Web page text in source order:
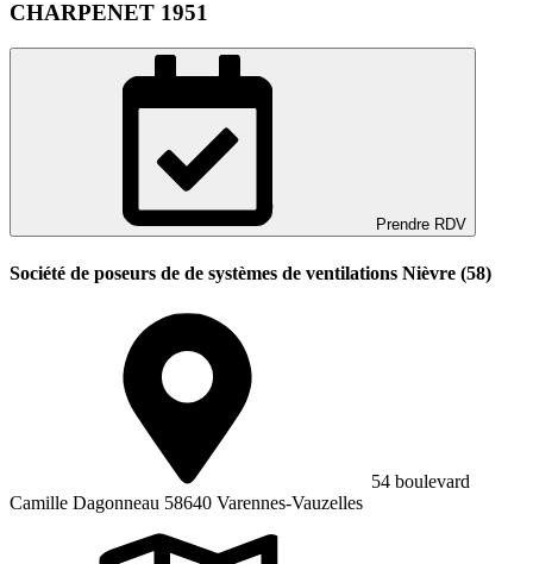
CHARPENET 1951
Prendre RDV
Société de poseurs de de systèmes de ventilations Nièvre (58)
54 boulevard
Camille Dagonneau 58640 Varennes-Vauzelles